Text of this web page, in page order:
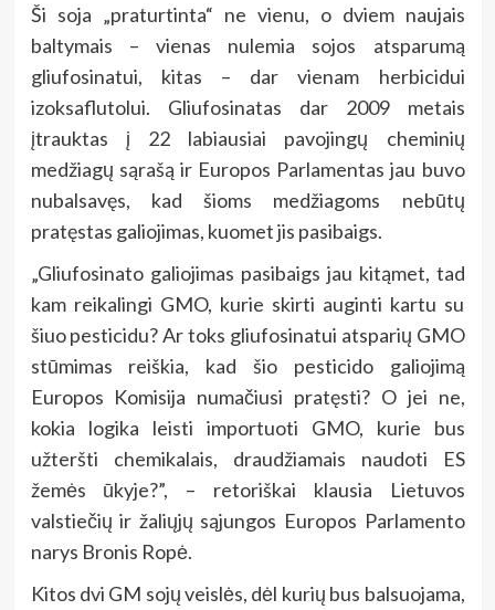
Ši soja „praturtinta“ ne vienu, o dviem naujais
baltymais – vienas nulemia sojos atsparumą
gliufosinatui, kitas – dar vienam herbicidui
izoksaflutolui. Gliufosinatas dar 2009 metais
įtrauktas į 22 labiausiai pavojingų cheminių
medžiagų sąrašą ir Europos Parlamentas jau buvo
nubalsavęs, kad šioms medžiagoms nebūtų
pratęstas galiojimas, kuomet jis pasibaigs.
„Gliufosinato galiojimas pasibaigs jau kitąmet, tad
kam reikalingi GMO, kurie skirti auginti kartu su
šiuo pesticidu? Ar toks gliufosinatui atsparių GMO
stūmimas reiškia, kad šio pesticido galiojimą
Europos Komisija numačiusi pratęsti? O jei ne,
kokia logika leisti importuoti GMO, kurie bus
užteršti chemikalais, draudžiamais naudoti ES
žemės ūkyje?”, – retoriškai klausia Lietuvos
valstiečių ir žaliųjų sąjungos Europos Parlamento
narys Bronis Ropė.
Kitos dvi GM sojų veislės, dėl kurių bus balsuojama,